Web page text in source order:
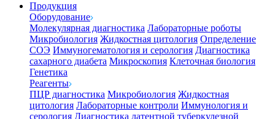
Продукция
Оборудование
Молекулярная диагностика Лабораторные роботы
Микробиология Жидкостная цитология Определение
СОЭ Иммуногематология и серология Диагностика
сахарного диабета Микроскопия Клеточная биология
Генетика
Реагенты
ПЦР диагностика Микробиология Жидкостная
цитология Лабораторные контроли Иммунология и
серология Диагностика латентной туберкулезной